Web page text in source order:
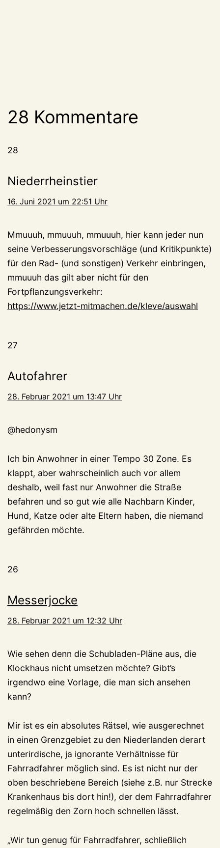
28 Kommentare
28
Niederrheinstier
16. Juni 2021 um 22:51 Uhr
Mmuuuh, mmuuuh, mmuuuh, hier kann jeder nun
seine Verbesserungsvorschläge (und Kritikpunkte)
für den Rad- (und sonstigen) Verkehr einbringen,
mmuuuh das gilt aber nicht für den
Fortpflanzungsverkehr:
https://www.jetzt-mitmachen.de/kleve/auswahl
27
Autofahrer
28. Februar 2021 um 13:47 Uhr
@hedonysm
Ich bin Anwohner in einer Tempo 30 Zone. Es
klappt, aber wahrscheinlich auch vor allem
deshalb, weil fast nur Anwohner die Straße
befahren und so gut wie alle Nachbarn Kinder,
Hund, Katze oder alte Eltern haben, die niemand
gefährden möchte.
26
Messerjocke
28. Februar 2021 um 12:32 Uhr
Wie sehen denn die Schubladen-Pläne aus, die
Klockhaus nicht umsetzen möchte? Gibt’s
irgendwo eine Vorlage, die man sich ansehen
kann?
Mir ist es ein absolutes Rätsel, wie ausgerechnet
in einen Grenzgebiet zu den Niederlanden derart
unterirdische, ja ignorante Verhältnisse für
Fahrradfahrer möglich sind. Es ist nicht nur der
oben beschriebene Bereich (siehe z.B. nur Strecke
Krankenhaus bis dort hin!), der dem Fahrradfahrer
regelmäßig den Zorn hoch schnellen lässt.
„Wir tun genug für Fahrradfahrer, schließlich